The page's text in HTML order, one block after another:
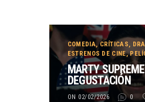
EDITORIALES
EQUIPO DE BBK
TÉRMINOS Y
COMEDIA,CRÍTICAS,
ESTRENOS DE CINE,
MARTY
DEGUSTACIÓN
ON 02/02/2026 0